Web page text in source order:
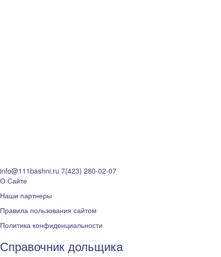
info@111bashni.ru 7(423) 280-02-07
О Сайте
Наши партнеры
Правила пользования сайтом
Политика конфиденциальности
Справочник дольщика